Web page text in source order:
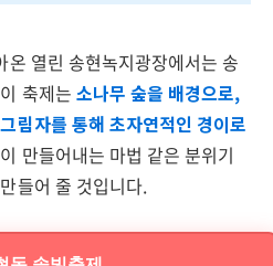
열린 송현녹지광장에서는 송
축제는 소나무 숲을 배경으로,
림자를 통해 초자연적인 경이로
만들어내는 마법 같은 분위기
들어 줄 것입니다.